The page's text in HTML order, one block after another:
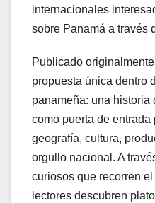
internacionales
sobre Panamá a través
Publicado
propuesta única dentro
panameña: una historia
como puerta de
geografía, cultura,
orgullo nacional. A
curiosos que recorren
lectores descubren